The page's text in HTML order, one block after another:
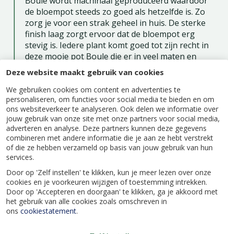
Deze website maakt gebruik van cookies
We gebruiken cookies om content en advertenties te
personaliseren, om functies voor social media te bieden en om
ons websiteverkeer te analyseren. Ook delen we informatie over
jouw gebruik van onze site met onze partners voor social media,
adverteren en analyse. Deze partners kunnen deze gegevens
combineren met andere informatie die je aan ze hebt verstrekt
of die ze hebben verzameld op basis van jouw gebruik van hun
services.
Door op 'Zelf instellen' te klikken, kun je meer lezen over onze
cookies en je voorkeuren wijzigen of toestemming intrekken.
Door op 'Accepteren en doorgaan' te klikken, ga je akkoord met
het gebruik van alle cookies zoals omschreven in
ons cookiestatement.
de bloempot steeds zo goed als hetzelfde is. Zo
zorg je voor een strak geheel in huis. De sterke
finish laag zorgt ervoor dat de bloempot erg
stevig is. Iedere plant komt goed tot zijn recht in
deze mooie pot Boule die er in veel maten en
kleuren is. Omdat de bloempot van keramiek is
gemaakt is de pot niet geheel waterdicht. Kies de
juiste maat en kleur die bij jouw kamerplant en
interieur past.
Specificaties
EAN code 8717336306660